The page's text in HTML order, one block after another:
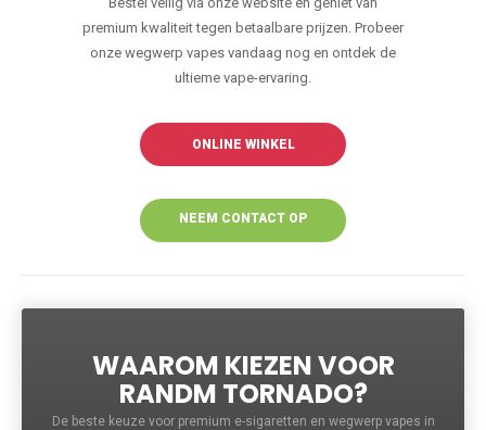
premium kwaliteit tegen betaalbare prijzen. Probeer
onze wegwerp vapes vandaag nog en ontdek de
ultieme vape-ervaring.
ONLINE WINKEL
NEEM CONTACT OP
WAAROM KIEZEN VOOR
RANDM TORNADO?
De beste keuze voor premium e-sigaretten en wegwerp vapes in